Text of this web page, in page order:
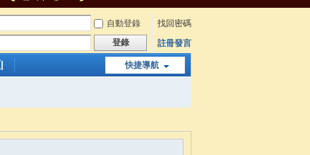
自動登錄
找回密碼
登錄 註冊發言
快捷導航